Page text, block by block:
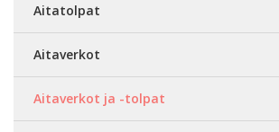
Aitatolpat
Aitaverkot
Aitaverkot ja -tolpat